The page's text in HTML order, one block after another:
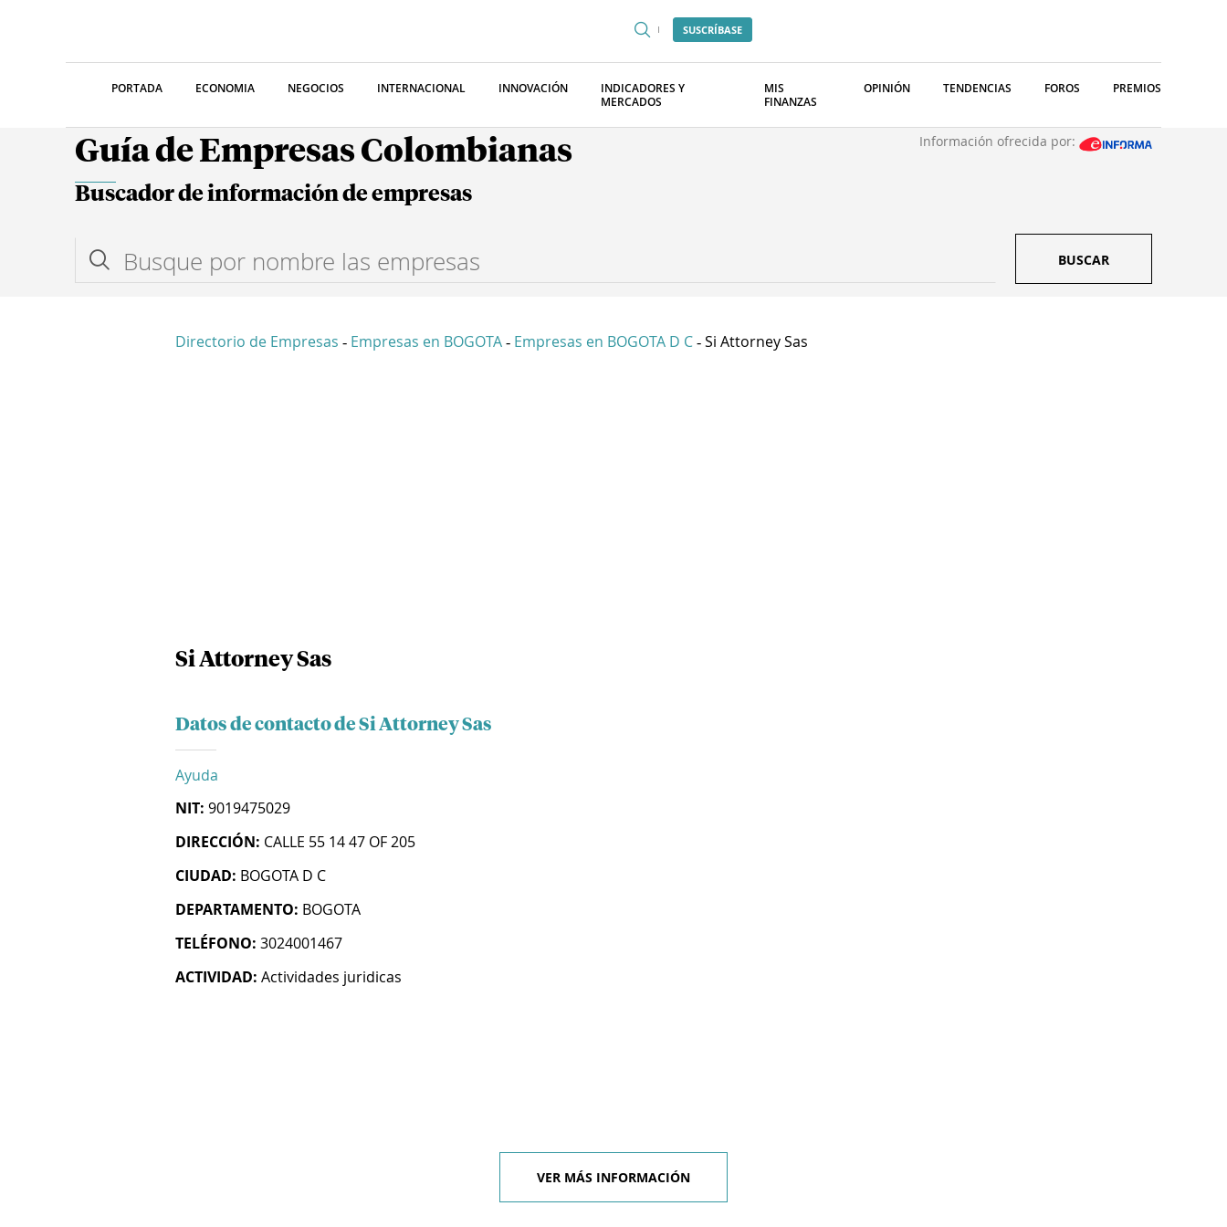
SUSCRÍBASE
PORTADA ECONOMIA NEGOCIOS INTERNACIONAL INNOVACIÓN
INDICADORES Y
MERCADOS
MIS
FINANZAS
OPINIÓN TENDENCIAS FOROS PREMIOS
Guía de Empresas Colombianas Información ofrecida por:
Buscador de información de empresas
BUSCAR
Directorio de Empresas - Empresas en BOGOTA - Empresas en BOGOTA D C - Si Attorney Sas
Si Attorney Sas
Datos de contacto de Si Attorney Sas
Ayuda
NIT: 9019475029
DIRECCIÓN: CALLE 55 14 47 OF 205
CIUDAD: BOGOTA D C
DEPARTAMENTO: BOGOTA
TELÉFONO: 3024001467
ACTIVIDAD: Actividades juridicas
VER MÁS INFORMACIÓN